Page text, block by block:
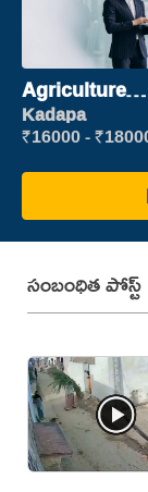
Agriculture
Labour
Kadapa
₹16000 -
సంబంధిత పోస్ట్